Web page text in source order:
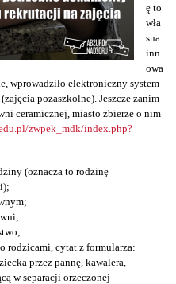
ę to
wła
sna
inn
owa
wprowadziło elektroniczny system
pozaszkolne). Jeszcze zanim
ceramicznej, miasto zbierze o nim
zwpek_mdk/index.php?
(oznacza to rodzinę
rodzicami, cytat z formularza:
przez pannę, kawalera,
w separacji orzeczonej